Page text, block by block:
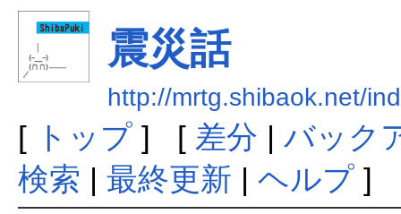
震災話
http://mrtg.shibaok.net/
[ トップ] [ 差分 | バック
検索 | 最終更新 | ヘルプ]